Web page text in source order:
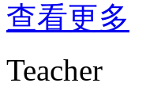
查看更多
Teacher